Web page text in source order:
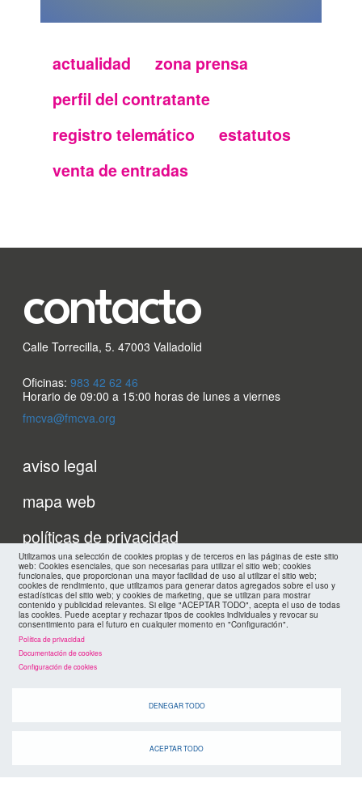
secundario
FMC
actualidad
zona prensa
perfil del contratante
registro telemático
estatutos
venta de entradas
Utilizamos una selección de cookies propias y de terceros en las páginas de este sitio
web: Cookies esenciales, que son necesarias para utilizar el sitio web; cookies
funcionales, que proporcionan una mayor facilidad de uso al utilizar el sitio web;
cookies de rendimiento, que utilizamos para generar datos agregados sobre el uso y
estadísticas del sitio web; y cookies de marketing, que se utilizan para mostrar
contenido y publicidad relevantes. Si elige "ACEPTAR TODO", acepta el uso de todas
las cookies. Puede aceptar y rechazar tipos de cookies individuales y revocar su
consentimiento para el futuro en cualquier momento en "Configuración".
Política de privacidad
Documentación de cookies
Configuración de cookies
DENEGAR TODO
ACEPTAR TODO
contacto
Calle Torrecilla, 5. 47003 Valladolid
Oficinas: 983 42 62 46
Horario de 09:00 a 15:00 horas de lunes a viernes
fmcva@fmcva.org
Menu
footer
FMC
aviso legal
mapa web
políticas de privacidad
cookies